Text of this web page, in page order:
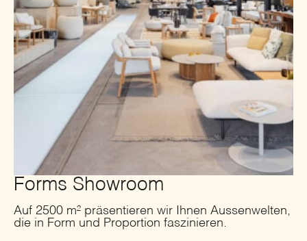
Forms Showroom
Auf 2500 m² präsentieren wir Ihnen Aussenwelten,
die in Form und Proportion faszinieren.